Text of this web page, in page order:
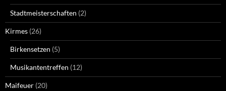
Stadtmeisterschaften (2)
Kirmes (26)
Birkensetzen (5)
Musikantentreffen (12)
Maifeuer (20)